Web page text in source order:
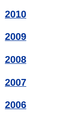
2010
2009
2008
2007
2006